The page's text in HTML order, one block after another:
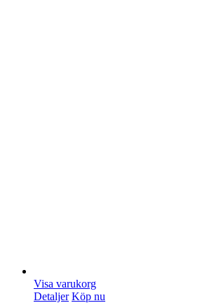
Visa varukorg
Detaljer Köp nu